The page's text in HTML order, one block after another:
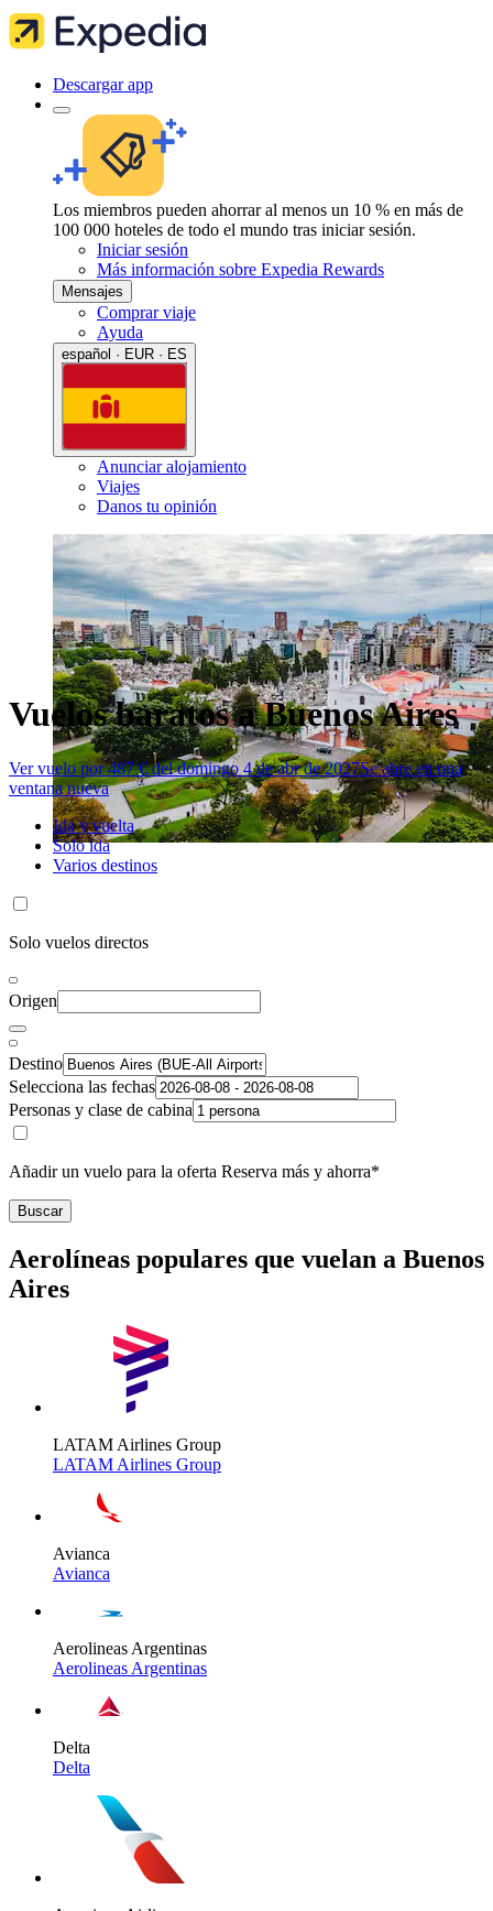
Descargar app
Los miembros pueden ahorrar al menos un 10 % en más de
100 000 hoteles de todo el mundo tras iniciar sesión.
Iniciar sesión
Más información sobre Expedia Rewards
Mensajes
Comprar viaje
Ayuda
español · EUR · ES
Anunciar alojamiento
Viajes
Danos tu opinión
Vuelos baratos a Buenos Aires
Ver vuelo por 487 € del domingo 4 de abr de 2027Se abre en una
ventana nueva
Ida y vuelta
Solo ida
Varios destinos
Solo vuelos directos
Origen
Destino
Selecciona las fechas
Personas y clase de cabina
Añadir un vuelo para la oferta Reserva más y ahorra*
Buscar
Aerolíneas populares que vuelan a Buenos
Aires
LATAM Airlines Group
LATAM Airlines Group
Avianca
Avianca
Aerolineas Argentinas
Aerolineas Argentinas
Delta
Delta